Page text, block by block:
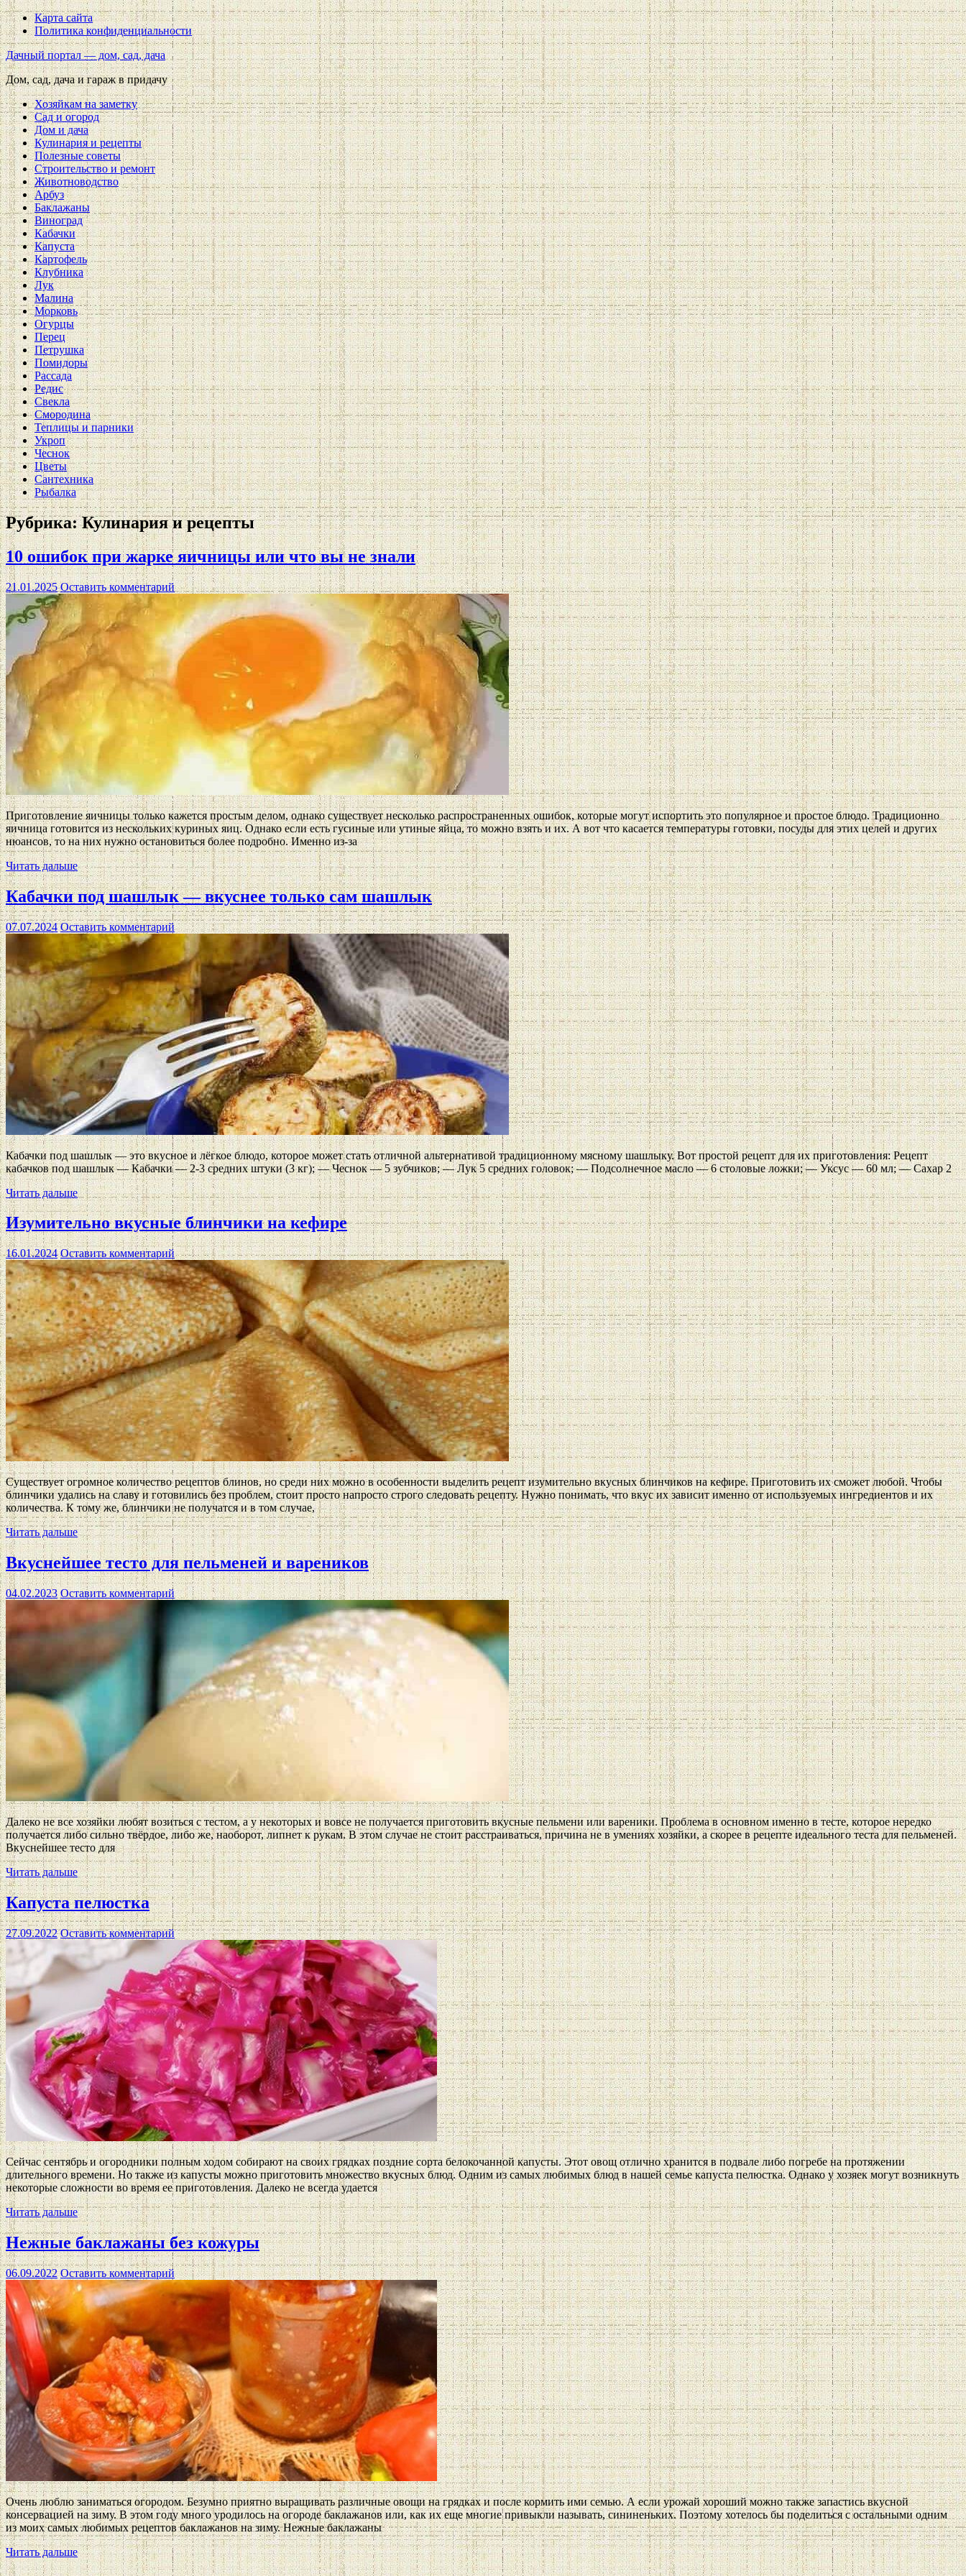
Карта сайта
Политика конфиденциальности
Дачный портал — дом, сад, дача
Дом, сад, дача и гараж в придачу
Хозяйкам на заметку
Сад и огород
Дом и дача
Кулинария и рецепты
Полезные советы
Строительство и ремонт
Животноводство
Арбуз
Баклажаны
Виноград
Кабачки
Капуста
Картофель
Клубника
Лук
Малина
Морковь
Огурцы
Перец
Петрушка
Помидоры
Рассада
Редис
Свекла
Смородина
Теплицы и парники
Укроп
Чеснок
Цветы
Сантехника
Рыбалка
Рубрика:Кулинария и рецепты
10 ошибок при жарке яичницы или что вы не знали
21.01.2025 Оставить комментарий
Приготовление яичницы только кажется простым делом, однако существует несколько распространенных ошибок, которые могут испортить это популярное и простое блюдо. Традиционно
яичница готовится из нескольких куриных яиц. Однако если есть гусиные или утиные яйца, то можно взять и их. А вот что касается температуры готовки, посуды для этих целей и других
нюансов, то на них нужно остановиться более подробно. Именно из-за
Читать дальше
Кабачки под шашлык — вкуснее только сам шашлык
07.07.2024 Оставить комментарий
Кабачки под шашлык — это вкусное и лёгкое блюдо, которое может стать отличной альтернативой традиционному мясному шашлыку. Вот простой рецепт для их приготовления: Рецепт
кабачков под шашлык — Кабачки — 2-3 средних штуки (3 кг); — Чеснок — 5 зубчиков; — Лук 5 средних головок; — Подсолнечное масло — 6 столовые ложки; — Уксус — 60 мл; — Сахар 2
Читать дальше
Изумительно вкусные блинчики на кефире
16.01.2024 Оставить комментарий
Существует огромное количество рецептов блинов, но среди них можно в особенности выделить рецепт изумительно вкусных блинчиков на кефире. Приготовить их сможет любой. Чтобы
блинчики удались на славу и готовились без проблем, стоит просто напросто строго следовать рецепту. Нужно понимать, что вкус их зависит именно от используемых ингредиентов и их
количества. К тому же, блинчики не получатся и в том случае,
Читать дальше
Вкуснейшее тесто для пельменей и вареников
04.02.2023 Оставить комментарий
Далеко не все хозяйки любят возиться с тестом, а у некоторых и вовсе не получается приготовить вкусные пельмени или вареники. Проблема в основном именно в тесте, которое нередко
получается либо сильно твёрдое, либо же, наоборот, липнет к рукам. В этом случае не стоит расстраиваться, причина не в умениях хозяйки, а скорее в рецепте идеального теста для пельменей.
Вкуснейшее тесто для
Читать дальше
Капуста пелюстка
27.09.2022 Оставить комментарий
Сейчас сентябрь и огородники полным ходом собирают на своих грядках поздние сорта белокочанной капусты. Этот овощ отлично хранится в подвале либо погребе на протяжении
длительного времени. Но также из капусты можно приготовить множество вкусных блюд. Одним из самых любимых блюд в нашей семье капуста пелюстка. Однако у хозяек могут возникнуть
некоторые сложности во время ее приготовления. Далеко не всегда удается
Читать дальше
Нежные баклажаны без кожуры
06.09.2022 Оставить комментарий
Очень люблю заниматься огородом. Безумно приятно выращивать различные овощи на грядках и после кормить ими семью. А если урожай хороший можно также запастись вкусной
консервацией на зиму. В этом году много уродилось на огороде баклажанов или, как их еще многие привыкли называть, сининеньких. Поэтому хотелось бы поделиться с остальными одним
из моих самых любимых рецептов баклажанов на зиму. Нежные баклажаны
Читать дальше